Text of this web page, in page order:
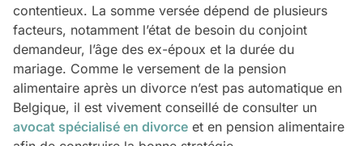
contentieux. La somme versée dépend de plusieurs
facteurs, notamment l’état de besoin du conjoint
demandeur, l’âge des ex-époux et la durée du
mariage. Comme le versement de la pension
alimentaire après un divorce n’est pas automatique en
Belgique, il est vivement conseillé de consulter un
avocat spécialisé en divorce et en pension alimentaire